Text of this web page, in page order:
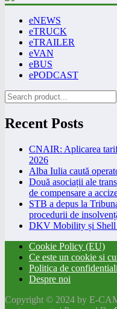
eNEWS
eTRUCK
eTRAILER
eVAN
eBUS
ePODCAST
Recent Posts
CNAIR: Aplicarea
2026
Alba Iulia caută
Două asociații ale
de compensare a
STB a depus la
procedurii de
DKV Mobility și Shell
Cookie Policy (EU)
Ce este un cookie si
Politica de
Despre noi
Copyright © 2024 by E-